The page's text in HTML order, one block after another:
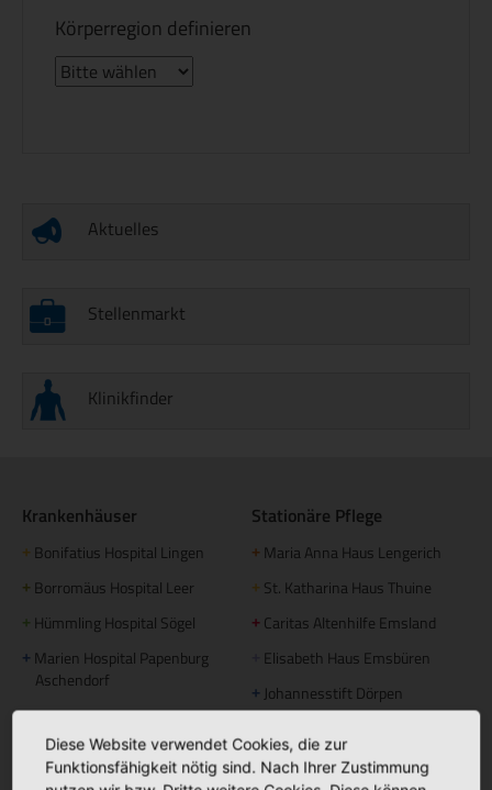
Körperregion definieren
Aktuelles
Stellenmarkt
Klinikfinder
Krankenhäuser
+ Bonifatius Hospital Lingen
+ Borromäus Hospital Leer
+ Hümmling Hospital Sögel
+ Marien Hospital Papenburg
Aschendorf
Facebook
Bonifatius Hospital Lingen
Stationäre Pflege
+ Maria Anna Haus Lengerich
+ St. Katharina Haus Thuine
+ Caritas Altenhilfe Emsland
Elisabeth Haus Emsbüren
+ Johannesstift Dörpen
Matthias Haus Lohne
Diese Website verwendet Cookies, die zur
Funktionsfähigkeit nötig sind. Nach Ihrer Zustimmung